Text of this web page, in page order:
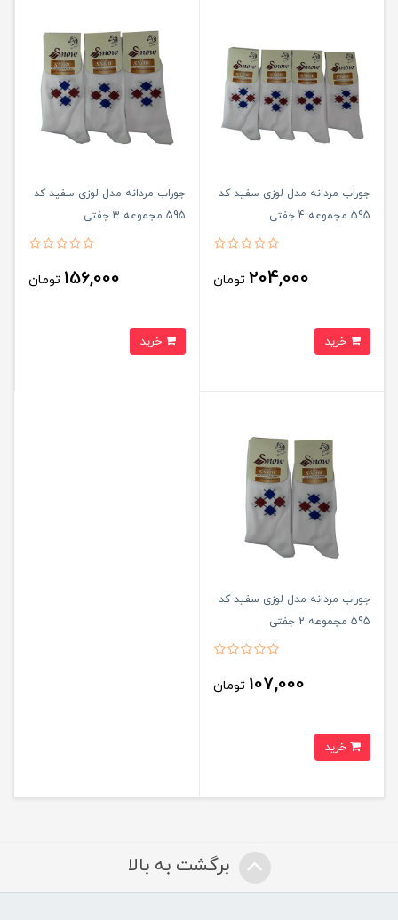
جوراب مردانه مدل لوزی سفید کد
595 مجموعه 4 جفتی
204,000 تومان
جوراب مردانه مدل لوزی سفید کد
595 مجموعه 3 جفتی
156,000 تومان
جوراب مردانه مدل لوزی سفید کد
595 مجموعه 2 جفتی
107,000 تومان
برگشت به بالا